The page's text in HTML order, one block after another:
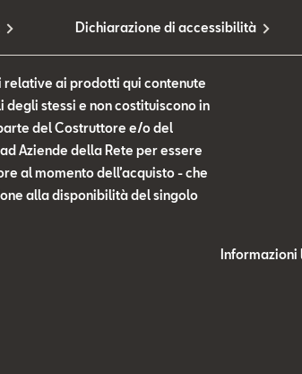
Dichiarazione di accessibilità
relative ai prodotti qui contenute
stessi e non costituiscono in
del Costruttore e/o del
Aziende della Rete per essere
al momento dell’acquisto - che
alla disponibilità del singolo
Informazioni